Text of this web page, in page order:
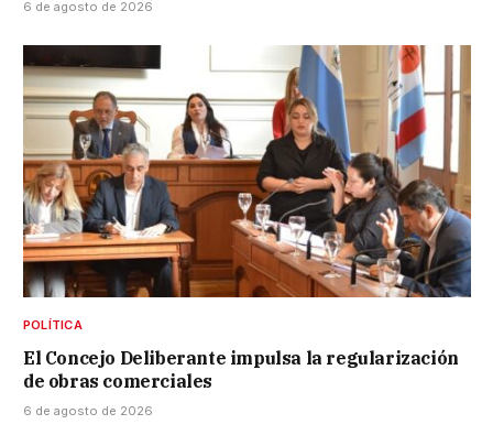
6 de agosto de 2026
POLÍTICA
El Concejo Deliberante impulsa la regularización
de obras comerciales
6 de agosto de 2026